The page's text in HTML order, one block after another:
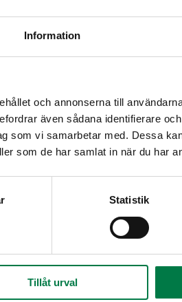
Information
och annonserna till
även sådana identifierare
som vi samarbetar med. Dessa
som de har samlat in när du har
Statistik
Tillåt urval
pestyt ja kuoritut juurekset
hampurilaiset. Laita sämpylän
pihvi ja juustoviipale. Laita
ja lämmitä hiukan
herkkukurkkua,
Kasvikset ry